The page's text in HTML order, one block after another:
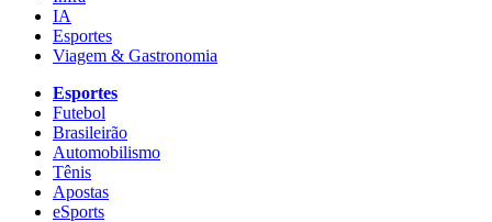
IA
Esportes
Viagem & Gastronomia
Esportes
Futebol
Brasileirão
Automobilismo
Tênis
Apostas
eSports